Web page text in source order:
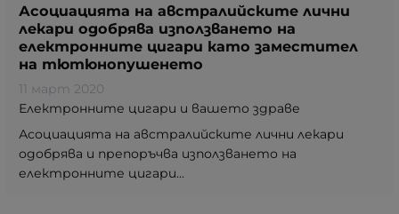
Асоциацията на австралийските лични
лекари одобрява използването на
електронните цигари като заместител
на тютюнопушенето
11 март 2020
Електронните цигари и вашето здраве
Асоциацията на австралийските лични лекари
одобрява и препоръчва използването на
електронните цигари...